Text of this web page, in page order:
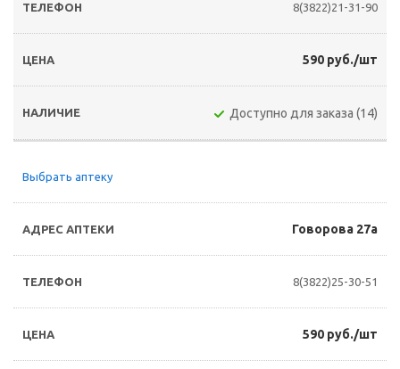
8(3822)21-31-90
590 руб./шт
Доступно для заказа (14)
Выбрать аптеку
Говорова 27а
8(3822)25-30-51
590 руб./шт